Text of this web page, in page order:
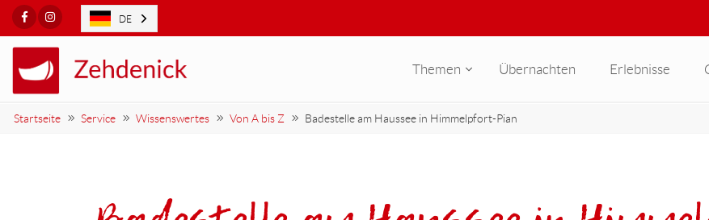
FacebookInstagram
Themen Übernachten Erlebnisse
Startseite Service Wissenswertes Von A bis Z Badestelle am Haussee in Himmelpfort-Pian
DE